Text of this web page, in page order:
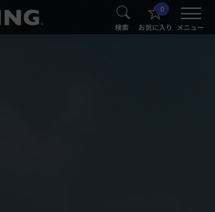
® 検索
0
お気に入り メニュー
®